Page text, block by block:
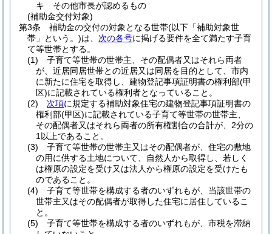
キ
その他市長が認めるもの
(補助金交付対象)
第3条
補助金の交付の対象となる世帯(以下「補助対象世
帯」という。)は、 次の各号に掲げる要件を全て満たす子育
て等世帯とする。
(1)
子育て等世帯の世帯主、その配偶者又はそれら両者
が、近居同居世帯との近居又は同居を目的として、市内
に新たに住宅を取得し、建物登記事項証明書の権利部(甲
区)に記載されている権利者となっていること。
(2)
次項に規定する補助対象住宅の建物登記事項証明書の
権利部(甲区)に記載されている子育て等世帯の世帯主、
その配偶者又はそれら両者の所有権割合の合計が、2分の
1以上であること。
(3)
子育て等世帯の世帯主又はその配偶者が、住宅の敷地
の用に供する土地について、自然人から取得し、若しく
は権原の設定を受け又は法人から権原の設定を受けたも
のであること。
(4)
子育て等世帯を構成する者のいずれもが、当該世帯の
世帯主又はその配偶者が取得した住宅に居住しているこ
と。
(5)
子育て等世帯を構成する者のいずれもが、市税を滞納